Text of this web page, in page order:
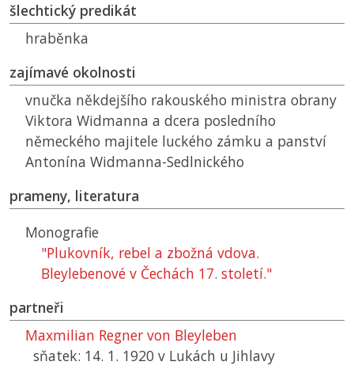
šlechtický predikát
hraběnka
zajímavé okolnosti
vnučka někdejšího rakouského ministra obrany
Viktora Widmanna a dcera posledního
německého majitele luckého zámku a panství
Antonína Widmanna-Sedlnického
prameny, literatura
Monografie
"Plukovník, rebel a zbožná vdova.
Bleylebenové v Čechách 17. století."
partneři
Maxmilian Regner von Bleyleben
sňatek: 14. 1. 1920 v Lukách u Jihlavy